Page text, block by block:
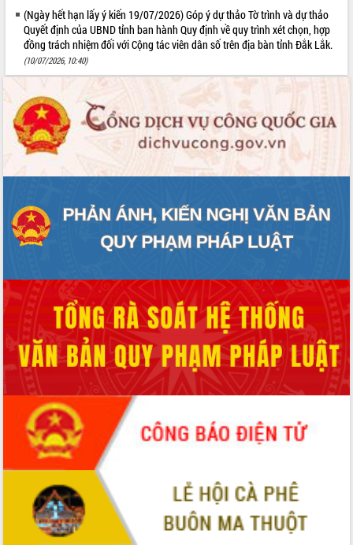
(Ngày hết hạn lấy ý kiến 19/07/2026) Góp ý dự thảo Tờ trình và dự thảo
Quyết định của UBND tỉnh ban hành Quy định về quy trình xét chọn, hợp
đồng trách nhiệm đối với Cộng tác viên dân số trên địa bàn tỉnh Đắk Lắk.
(10/07/2026, 10:40)